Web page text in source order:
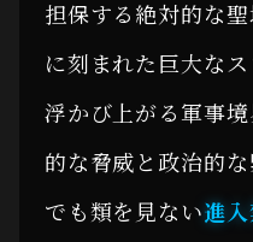
担保する絶対的な
に刻まれた巨大な
浮かび上がる軍事
的な脅威と政治的
でも類を見ない進